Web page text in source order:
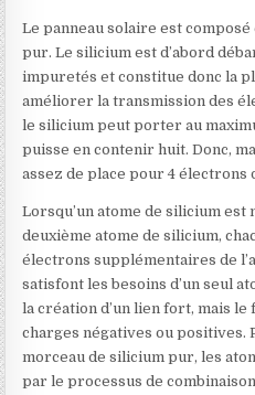
Le panneau solaire est
pur. Le silicium est d’abord
impuretés et constitue donc la
améliorer la transmission des
le silicium peut porter au
puisse en contenir huit. Donc,
assez de place pour 4 électrons
Lorsqu’un atome de silicium est
deuxième atome de silicium,
électrons supplémentaires de
satisfont les besoins d’un seul
la création d’un lien fort, mais le
charges négatives ou positives.
morceau de silicium pur, les
par le processus de